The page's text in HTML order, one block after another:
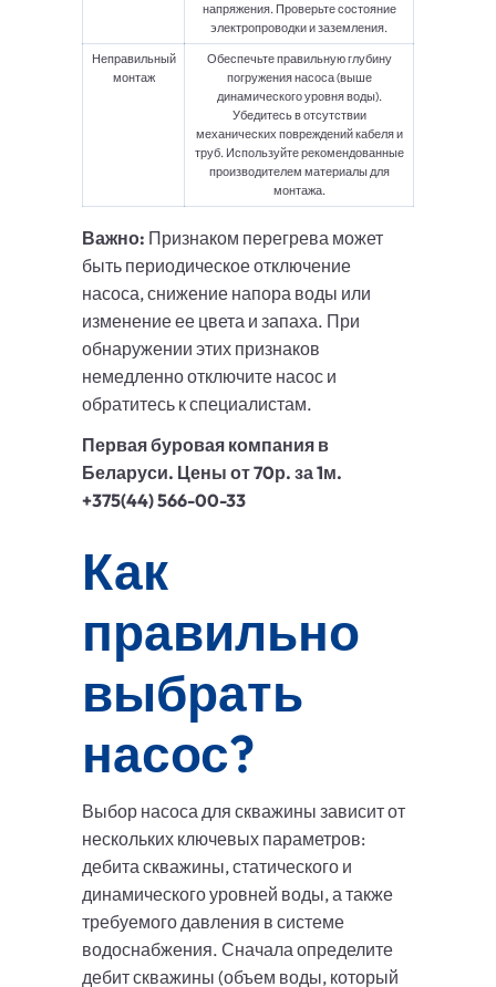
напряжения. Проверьте состояние
электропроводки и заземления.
Неправильный
монтаж
Обеспечьте правильную глубину
погружения насоса (выше
динамического уровня воды).
Убедитесь в отсутствии
механических повреждений кабеля и
труб. Используйте рекомендованные
производителем материалы для
монтажа.
Важно: Признаком перегрева может
быть периодическое отключение
насоса, снижение напора воды или
изменение ее цвета и запаха. При
обнаружении этих признаков
немедленно отключите насос и
обратитесь к специалистам.
Первая буровая компания в
Беларуси. Цены от 70р. за 1м.
+375(44) 566-00-33
Как
правильно
выбрать
насос?
Выбор насоса для скважины зависит от
нескольких ключевых параметров:
дебита скважины, статического и
динамического уровней воды, а также
требуемого давления в системе
водоснабжения. Сначала определите
дебит скважины (объем воды, который